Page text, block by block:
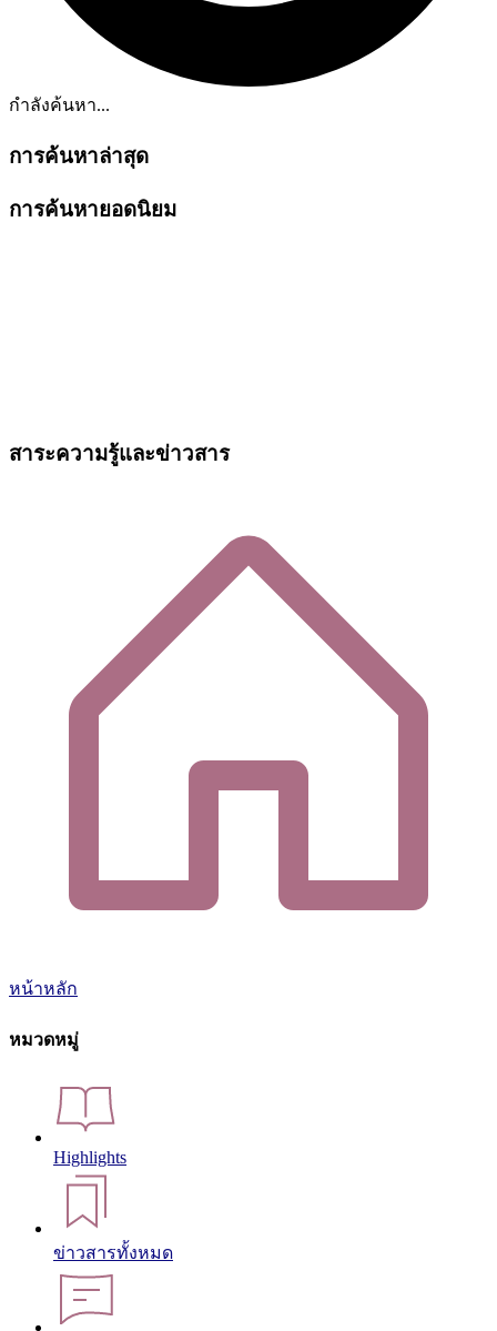
กำลังค้นหา...
การค้นหาล่าสุด
การค้นหายอดนิยม
สาระความรู้และข่าวสาร
หน้าหลัก
หมวดหมู่
Highlights
ข่าวสารทั้งหมด